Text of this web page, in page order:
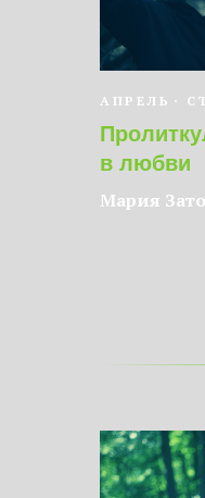
АПРЕЛЬ
в любви
Мария